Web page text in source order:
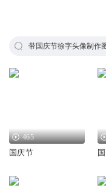
带国庆节徐字头像制作
465
国庆节